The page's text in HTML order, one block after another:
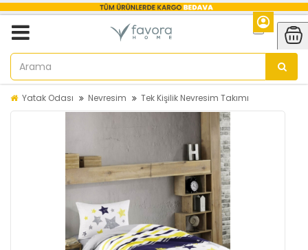
Yatak Odası Nevresim Tek Kişilik Nevresim Takımı